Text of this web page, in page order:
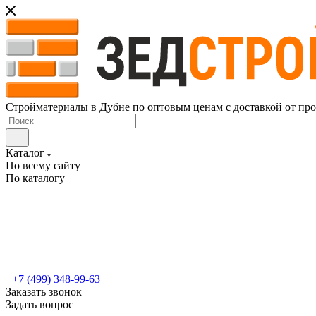
Стройматериалы в Дубне по оптовым ценам с доставкой от
Каталог
По всему сайту
По каталогу
+7 (499) 348-99-63
Заказать звонок
Задать вопрос